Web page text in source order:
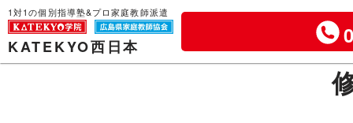
1対1の個別指導塾&プロ家庭教師派遣
KATEKYO西日本